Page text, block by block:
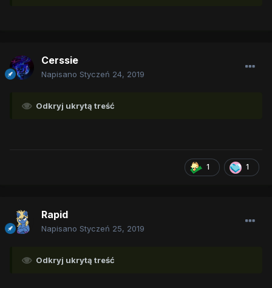
Cerssie
Napisano Styczeń 24, 2019
Odkryj ukrytą treść
1 1
Rapid
Napisano Styczeń 25, 2019
Odkryj ukrytą treść